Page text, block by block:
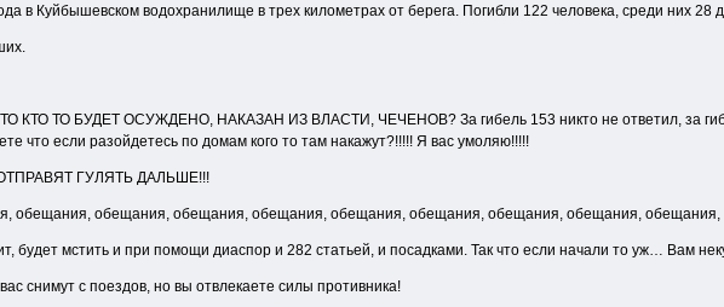
в Куйбышевском водохранилище в трех километрах от берега. Погибли 122 человека, среди них 28
ТО БУДЕТ ОСУЖДЕНО, НАКАЗАН ИЗ ВЛАСТИ, ЧЕЧЕНОВ? За гибель 153 никто не ответил, за
что если разойдетесь по домам кого то там накажут?!!!!! Я вас умоляю!!!!!
ГУЛЯТЬ ДАЛЬШЕ!!!
обещания, обещания, обещания, обещания, обещания, обещания, обещания, обещания,
будет мстить и при помощи диаспор и 282 статьей, и посадками. Так что если начали то уж… Вам
снимут с поездов, но вы отвлекаете силы противника!